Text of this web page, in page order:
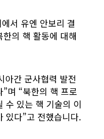
서 유엔 안보리 결
의 핵 활동에 대해
아간 군사협력 발전
며 “북한의 핵 프로
수 있는 핵 기술의 이
있다”고 전했습니다.